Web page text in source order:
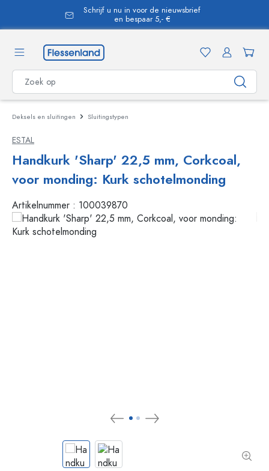
Schrijf u nu in voor de nieuwsbrief
en bespaar 5,- €
Deksels en sluitingen Sluitingstypen
ESTAL
Handkurk 'Sharp' 22,5 mm, Corkcoal,
voor monding: Kurk schotelmonding
Artikelnummer : 100039870